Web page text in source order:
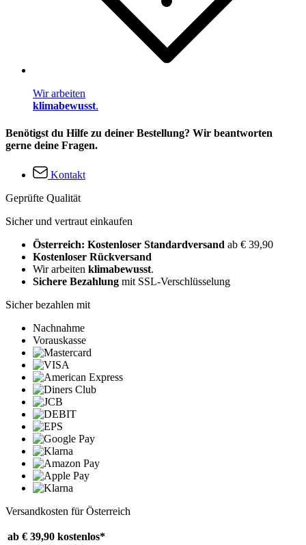
Wir arbeiten
klimabewusst.
Benötigst du Hilfe zu deiner Bestellung? Wir beantworten
gerne deine Fragen.
Kontakt
Geprüfte Qualität
Sicher und vertraut einkaufen
Österreich: Kostenloser Standardversand ab € 39,90
Kostenloser Rückversand
Wir arbeiten klimabewusst.
Sichere Bezahlung mit SSL-Verschlüsselung
Sicher bezahlen mit
Nachnahme
Vorauskasse
Versandkosten für Österreich
ab € 39,90 kostenlos*